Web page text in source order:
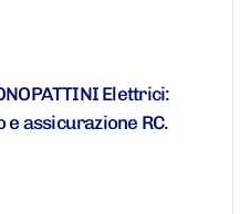
Elettrici:
assicurazione RC.